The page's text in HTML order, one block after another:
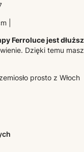
|
Ferroluce jest
Dzięki temu
prosto z Włoch